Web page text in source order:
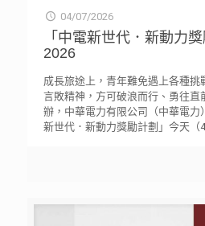
04/07/2026
「中電新世代．新動力
2026
成長旅途上，青年難免遇上各種挑
言敗精神，方可破浪而行、勇往直
辦，中華電力有限公司（中華電力
新世代．新動力獎勵計劃」今天（